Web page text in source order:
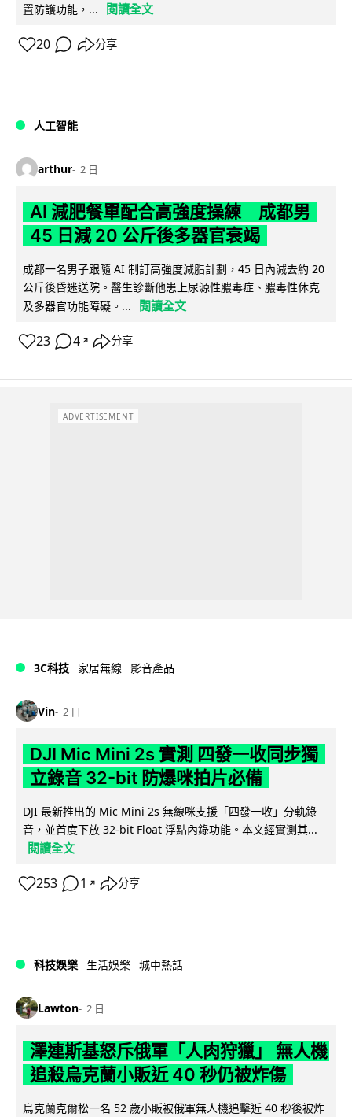
置防護功能，...
閱讀全文
20 分享
人工智能
arthur 2 日
AI 減肥餐單配合高強度操練 成都男
45 日減 20 公斤後多器官衰竭
成都一名男子跟隨 AI 制訂高強度減脂計劃，45 日內減去約 20
公斤後昏迷送院。醫生診斷他患上尿源性膿毒症、膿毒性休克
及多器官功能障礙。...
閱讀全文
23 4 ↗ 分享
ADVERTISEMENT
3C科技 家居無線 影音產品
Vin 2 日
DJI Mic Mini 2s 實測 四發一收同步獨
立錄音 32-bit 防爆咪拍片必備
DJI 最新推出的 Mic Mini 2s 無線咪支援「四發一收」分軌錄
音，並首度下放 32-bit Float 浮點內錄功能。本文經實測其...
閱讀全文
253 1 ↗ 分享
科技娛樂 生活娛樂 城中熱話
Lawton 2 日
澤連斯基怒斥俄軍「人肉狩獵」 無人機
追殺烏克蘭小販近 40 秒仍被炸傷
烏克蘭克爾松一名 52 歲小販被俄軍無人機追擊近 40 秒後被炸